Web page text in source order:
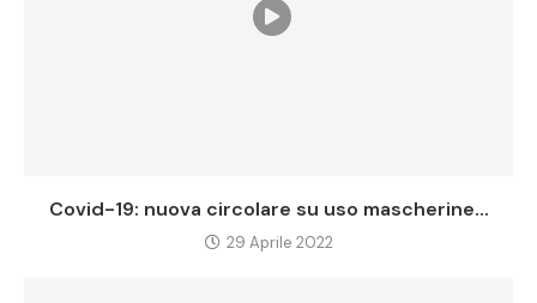
Covid-19: nuova circolare su uso mascherine...
29 Aprile 2022